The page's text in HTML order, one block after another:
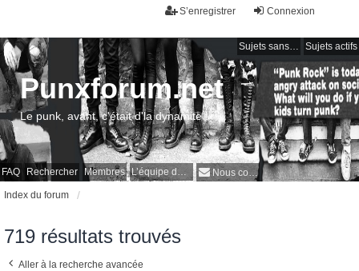
Connexion
S’enregistrer
Sujets sans réponse Sujets actifs
FAQ Rechercher Membres L’équipe du forum Nous contacter
Punxforum.net
Le punk, avant, c'était d'la dynamite !
Index du forum
719 résultats trouvés
Aller à la recherche avancée